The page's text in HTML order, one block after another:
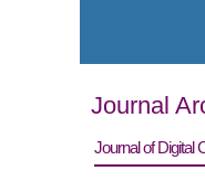
Journal
Journal of Digital